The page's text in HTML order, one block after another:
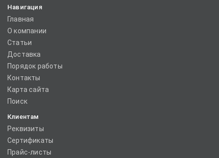
Навигация
Главная
О компании
Статьи
Доставка
Порядок работы
Контакты
Карта сайта
Поиск
Клиентам
Реквизиты
Сертификаты
Прайс-листы